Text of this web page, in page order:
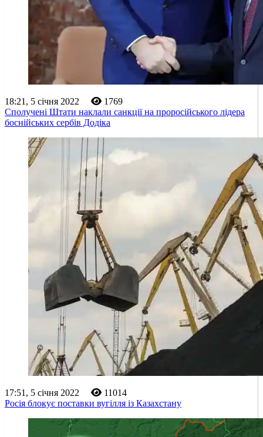
18:21, 5 січня 2022
1769
Сполучені Штати наклали санкції на проросійського лідера
боснійських сербів Додіка
17:51, 5 січня 2022
11014
Росія блокує поставки вугілля із Казахстану